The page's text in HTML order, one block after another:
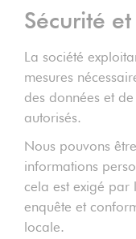
Sécurité
La société
mesures
des données et
autorisés.
Nous pouvons
informations
cela est exigé par
enquête et
locale.